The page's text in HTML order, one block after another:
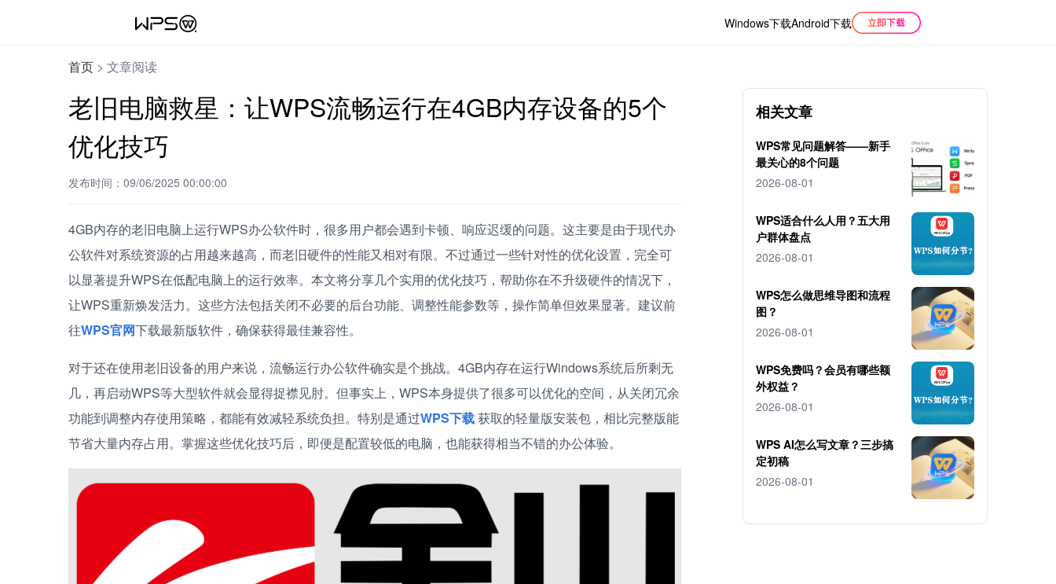
Windows下载Android下载
首页 > 文章阅读
老旧电脑救星：让WPS流畅运行在4GB内存设备的5个
优化技巧
发布时间：09/06/2025 00:00:00
4GB内存的老旧电脑上运行WPS办公软件时，很多用户都会遇到卡顿、响应迟缓的问题。这主要是由于现代办
公软件对系统资源的占用越来越高，而老旧硬件的性能又相对有限。不过通过一些针对性的优化设置，完全可
以显著提升WPS在低配电脑上的运行效率。本文将分享几个实用的优化技巧，帮助你在不升级硬件的情况下，
让WPS重新焕发活力。这些方法包括关闭不必要的后台功能、调整性能参数等，操作简单但效果显著。建议前
往WPS官网下载最新版软件，确保获得最佳兼容性。
对于还在使用老旧设备的用户来说，流畅运行办公软件确实是个挑战。4GB内存在运行Windows系统后所剩无
几，再启动WPS等大型软件就会显得捉襟见肘。但事实上，WPS本身提供了很多可以优化的空间，从关闭冗余
功能到调整内存使用策略，都能有效减轻系统负担。特别是通过WPS下载获取的轻量版安装包，相比完整版能
节省大量内存占用。掌握这些优化技巧后，即便是配置较低的电脑，也能获得相当不错的办公体验。
相关文章
WPS常见问题解答——新手
最关心的8个问题
2026-08-01
WPS适合什么人用？五大用
户群体盘点
2026-08-01
WPS怎么做思维导图和流程
图？
2026-08-01
WPS免费吗？会员有哪些额
外权益？
2026-08-01
WPS AI怎么写文章？三步搞
定初稿
2026-08-01